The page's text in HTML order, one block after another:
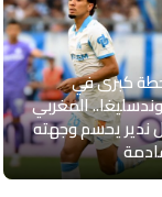
كبرى في
المغربي
ندير يحسم وجهته